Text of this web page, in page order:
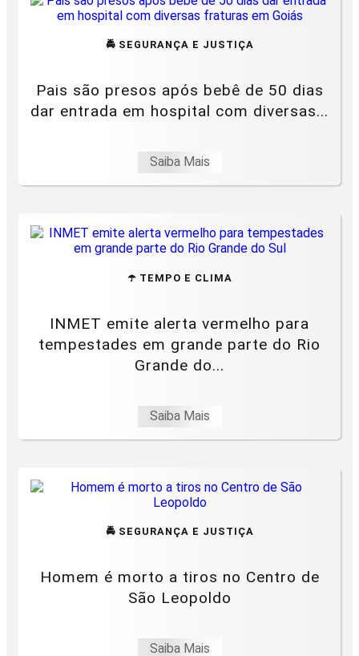
🚔 SEGURANÇA E JUSTIÇA
Pais são presos após bebê de 50 dias
dar entrada em hospital com diversas...
Saiba Mais
☂️ TEMPO E CLIMA
INMET emite alerta vermelho para
tempestades em grande parte do Rio
Grande do...
Saiba Mais
🚔 SEGURANÇA E JUSTIÇA
Homem é morto a tiros no Centro de
São Leopoldo
Saiba Mais